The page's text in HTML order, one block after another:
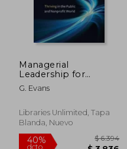
Managerial
Leadership for
Librarians: Thriving in
the Public and
G. Evans
Libraries Unlimited, Tapa
Blanda, Nuevo